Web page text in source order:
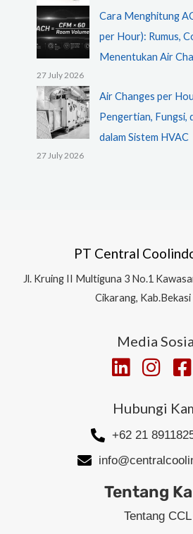
Cara Menghitung
per Hour): Rumus,
Menentukan Air
27 July 2026
Air Changes per
Pengertian, Fungsi,
dalam Sistem HVAC
27 July 2026
PT Central
Jl. Kruing II Multiguna 3 No.1
Cikarang, Kab.Bekasi
Media
Hubungi
+62 21
Tentang
Tentang CCL